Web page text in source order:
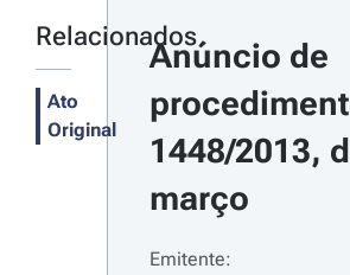
Relacionados
Ato
Original
Anúncio de
1448/2013,
março
Emitente: